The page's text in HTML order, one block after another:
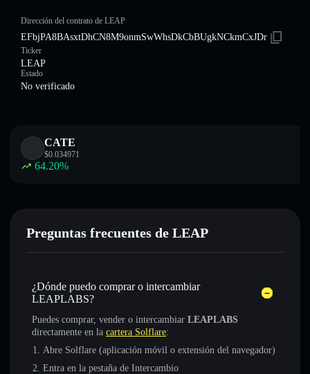
Dirección del contrato de LEAP
EFbjPA8BAsxtDhCN8M9onmSwWhsDkCbBUgkNCkmCxJDr
Ticker
LEAP
Estado
No verificado
CATE
$0.034971
64.20%
Preguntas frecuentes de LEAP
¿Dónde puedo comprar o intercambiar
LEAPLABS?
Puedes comprar, vender o intercambiar LEAPLABS
directamente en la cartera Solflare:
Abre Solflare (aplicación móvil o extensión del navegador)
Entra en la pestaña de Intercambio